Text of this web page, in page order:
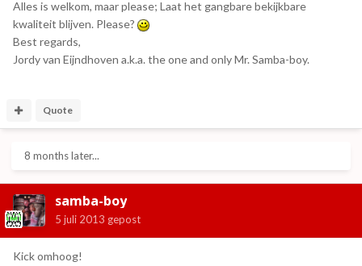
Alles is welkom, maar please; Laat het gangbare bekijkbare
kwaliteit blijven. Please?
Best regards,
Jordy van Eijndhoven a.k.a. the one and only Mr. Samba-boy.
Quote
8 months later...
samba-boy
5 juli 2013 gepost
Kick omhoog!